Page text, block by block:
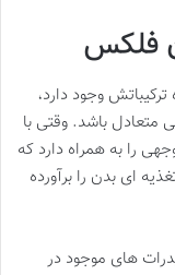
فلکس
وجود دارد،
متعادل باشد. وقتی با
را به همراه دارد که
ای بدن را برآورده
های موجود در